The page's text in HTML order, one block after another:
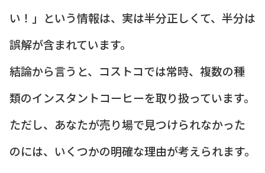
い！」という情報は、実は半分正しくて、半分は
誤解が含まれています。
結論から言うと、コストコでは常時、複数の種
類のインスタントコーヒーを取り扱っています。
ただし、あなたが売り場で見つけられなかった
のには、いくつかの明確な理由が考えられます。